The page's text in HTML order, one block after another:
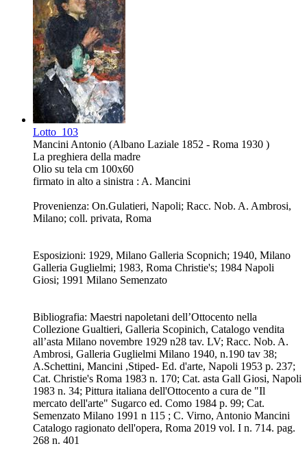
Lotto 103
Mancini Antonio (Albano Laziale 1852 - Roma 1930 )
La preghiera della madre
Olio su tela cm 100x60
firmato in alto a sinistra : A. Mancini
Provenienza: On.Gulatieri, Napoli; Racc. Nob. A. Ambrosi,
Milano; coll. privata, Roma
Esposizioni: 1929, Milano Galleria Scopnich; 1940, Milano
Galleria Guglielmi; 1983, Roma Christie's; 1984 Napoli
Giosi; 1991 Milano Semenzato
Bibliografia: Maestri napoletani dell’Ottocento nella
Collezione Gualtieri, Galleria Scopinich, Catalogo vendita
all’asta Milano novembre 1929 n28 tav. LV; Racc. Nob. A.
Ambrosi, Galleria Guglielmi Milano 1940, n.190 tav 38;
A.Schettini, Mancini ,Stiped- Ed. d'arte, Napoli 1953 p. 237;
Cat. Christie's Roma 1983 n. 170; Cat. asta Gall Giosi, Napoli
1983 n. 34; Pittura italiana dell'Ottocento a cura de "Il
mercato dell'arte" Sugarco ed. Como 1984 p. 99; Cat.
Semenzato Milano 1991 n 115 ; C. Virno, Antonio Mancini
Catalogo ragionato dell'opera, Roma 2019 vol. I n. 714. pag.
268 n. 401